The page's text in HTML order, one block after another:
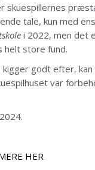
tale, kun med
i 2022, men det
helt store fund.
godt efter,
var
HER